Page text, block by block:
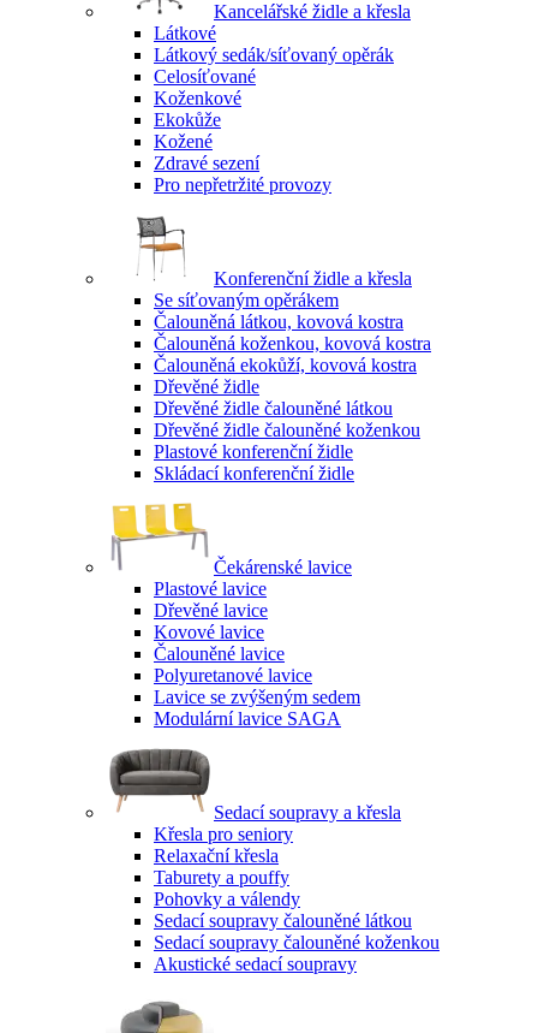
Kancelářské židle a křesla
Látkové
Látkový sedák/síťovaný opěrák
Celosíťované
Koženkové
Ekokůže
Kožené
Zdravé sezení
Pro nepřetržité provozy
Konferenční židle a křesla
Se síťovaným opěrákem
Čalouněná látkou, kovová kostra
Čalouněná koženkou, kovová kostra
Čalouněná ekokůží, kovová kostra
Dřevěné židle
Dřevěné židle čalouněné látkou
Dřevěné židle čalouněné koženkou
Plastové konferenční židle
Skládací konferenční židle
Čekárenské lavice
Plastové lavice
Dřevěné lavice
Kovové lavice
Čalouněné lavice
Polyuretanové lavice
Lavice se zvýšeným sedem
Modulární lavice SAGA
Sedací soupravy a křesla
Křesla pro seniory
Relaxační křesla
Taburety a pouffy
Pohovky a válendy
Sedací soupravy čalouněné látkou
Sedací soupravy čalouněné koženkou
Akustické sedací soupravy